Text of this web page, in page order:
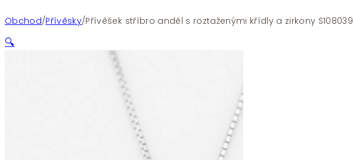
Obchod/Přívěsky/Přívěšek stříbro anděl s roztaženými křídly a zirkony S108039
🔍